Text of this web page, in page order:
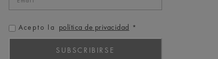
Acepto la política de privacidad *
SUBSCRIBIRSE